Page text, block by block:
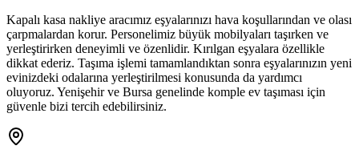
Kapalı kasa nakliye aracımız eşyalarınızı hava koşullarından ve olası
çarpmalardan korur. Personelimiz büyük mobilyaları taşırken ve
yerleştirirken deneyimli ve özenlidir. Kırılgan eşyalara özellikle
dikkat ederiz. Taşıma işlemi tamamlandıktan sonra eşyalarınızın yeni
evinizdeki odalarına yerleştirilmesi konusunda da yardımcı
oluyoruz. Yenişehir ve Bursa genelinde komple ev taşıması için
güvenle bizi tercih edebilirsiniz.